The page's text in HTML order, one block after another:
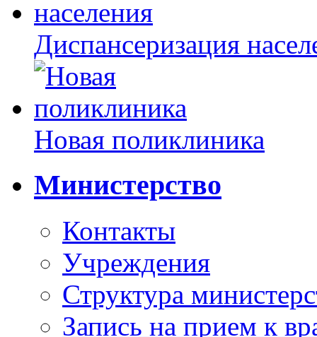
Диспансеризация
Новая поликлиника
Министерство
Контакты
Учреждения
Структура
Запись на прием к